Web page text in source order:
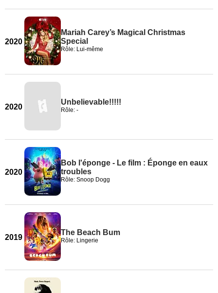
2020
Mariah Carey’s Magical Christmas
Special
Rôle: Lui-même
2020
Unbelievable!!!!!
Rôle: -
2020
Bob l'éponge - Le film : Éponge en eaux
troubles
Rôle: Snoop Dogg
2019
The Beach Bum
Rôle: Lingerie